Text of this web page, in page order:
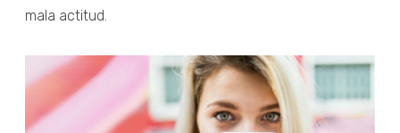
mala actitud.